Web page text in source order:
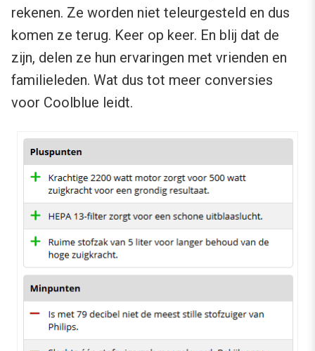
rekenen. Ze worden niet teleurgesteld en dus
komen ze terug. Keer op keer. En blij dat de
zijn, delen ze hun ervaringen met vrienden en
familieleden. Wat dus tot meer conversies
voor Coolblue leidt.